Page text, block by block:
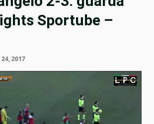
Sportube –
2017